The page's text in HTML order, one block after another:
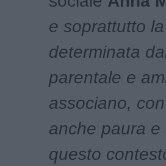
e soprattutto
determinata
parentale e
associano,
anche paura
questo